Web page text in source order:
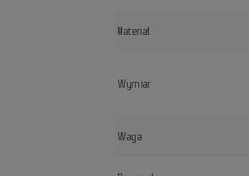
Materiał
Wymiar
Waga